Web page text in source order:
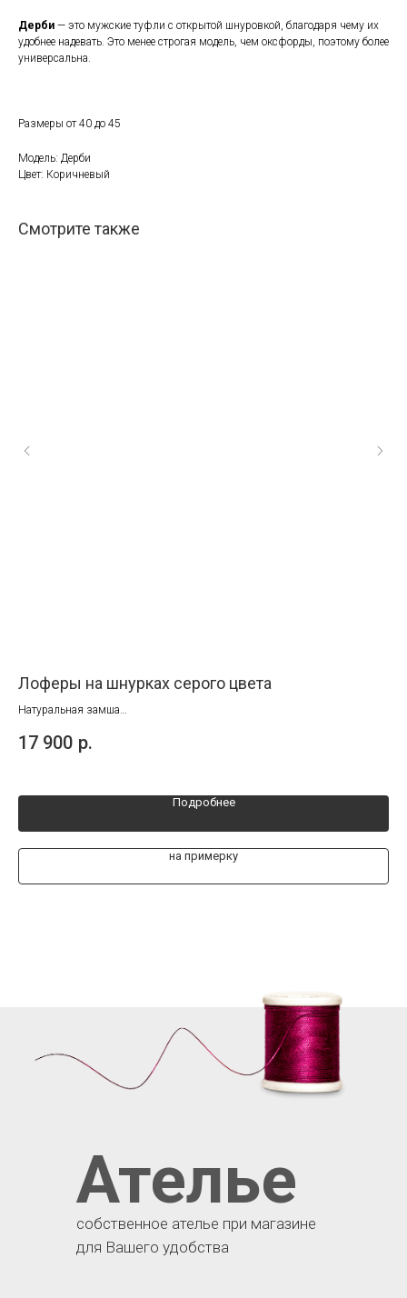
Дерби — это мужские туфли с открытой шнуровкой, благодаря чему их
удобнее надевать. Это менее строгая модель, чем оксфорды, поэтому более
универсальна.
Размеры от 40 до 45
Модель: Дерби
Цвет: Коричневый
Смотрите также
Лоферы на шнурках серого цвета
Натуральная замша
17 900 р.
Подробнее
на примерку
Ателье
собственное ателье при магазине
для Вашего удобства